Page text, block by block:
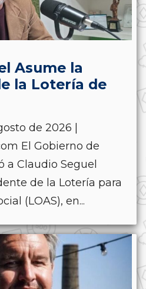
Asume la
la Lotería de
de 2026 |
El Gobierno de
a Claudio Seguel
de la Lotería para
(LOAS), en...